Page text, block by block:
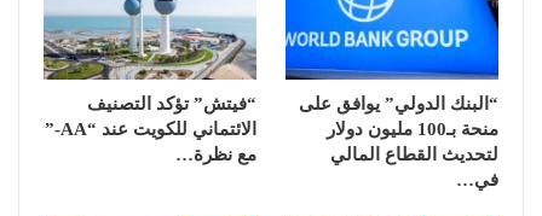
“البنك الدولي” يوافق على
منحة بـ100 مليون دولار
لتحديث القطاع المالي
في…
“فيتش” تؤكد التصنيف
الائتماني للكويت عند “AA-”
مع نظرة…